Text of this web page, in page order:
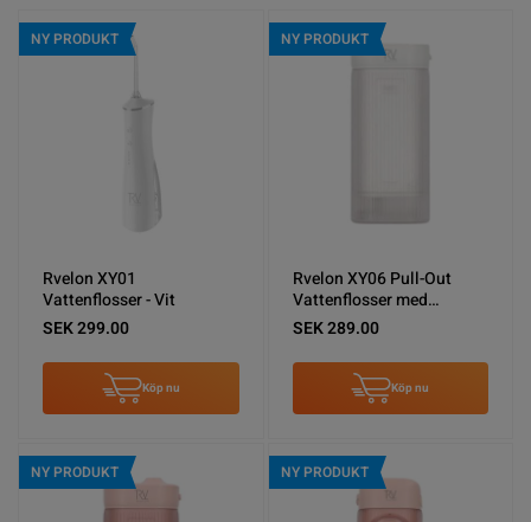
NY PRODUKT
Rvelon XY01
Vattenflosser - Vit
SEK 299.00
Köp nu
NY PRODUKT
Rvelon XY06 Pull-Out
Vattenflosser med
spolning - Vit
SEK 289.00
Köp nu
NY PRODUKT NY PRODUKT